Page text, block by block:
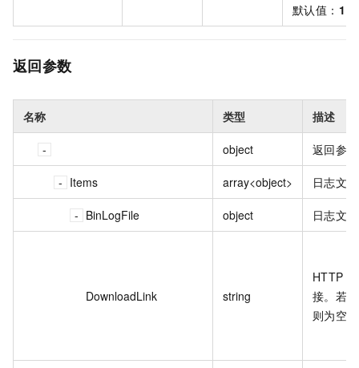
默认值： 1
返回参数
名称 类型 描述
object 返回参
Items array<object> 日志文
BinLogFile object 日志文
DownloadLink string
HTTP
接。若
则为空